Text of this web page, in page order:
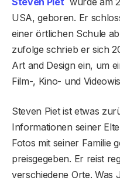
USA, geboren. Er
einer örtlichen Schule
zufolge schrieb er sich
Art and Design ein, um
Film-, Kino- und
Steven Piet ist etwas
Informationen seiner
Fotos mit seiner Familie
preisgegeben. Er reist
verschiedene Orte. Was